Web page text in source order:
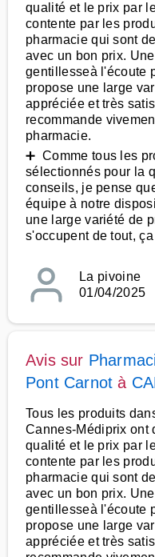
qualité et le prix par
contente par les
pharmacie qui sont
avec un bon prix.
gentillesseà l'écoute
propose une large
appréciée et très
recommande
pharmacie.
➕ Comme tous les
sélectionnés pour la
conseils, je pense
équipe à notre
une large variété de
s'occupent de tout,
La pivoine
01/04/2025
Avis sur
Pont Carnot à
Tous les produits
Cannes-Médiprix ont
qualité et le prix par
contente par les
pharmacie qui sont
avec un bon prix.
gentillesseà l'écoute
propose une large
appréciée et très